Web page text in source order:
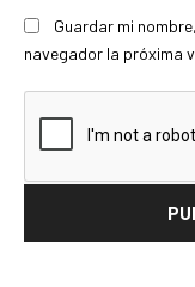
Guardar mi
navegador la próxima